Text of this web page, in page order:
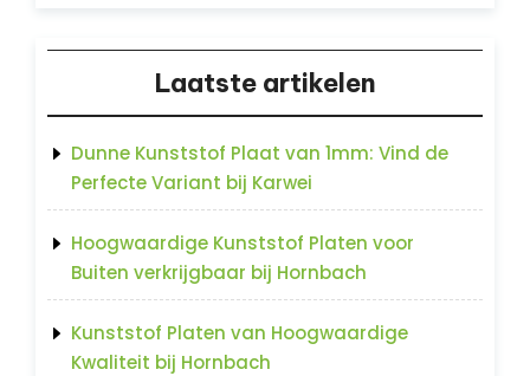
Laatste artikelen
Dunne Kunststof Plaat van 1mm: Vind de
Perfecte Variant bij Karwei
Hoogwaardige Kunststof Platen voor
Buiten verkrijgbaar bij Hornbach
Kunststof Platen van Hoogwaardige
Kwaliteit bij Hornbach